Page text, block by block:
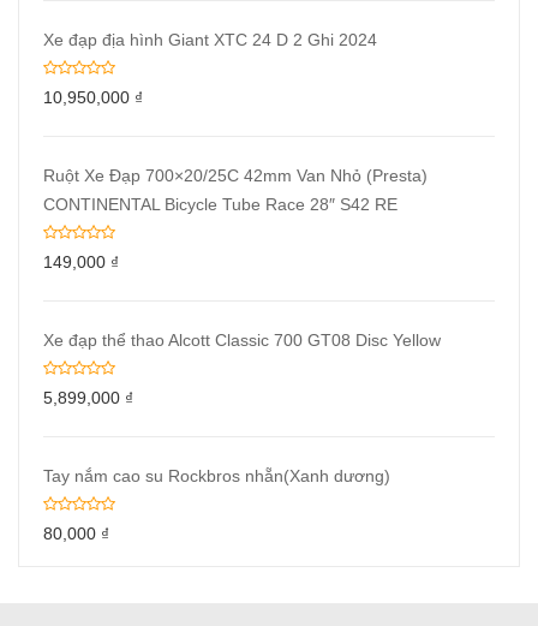
Xe đạp địa hình Giant XTC 24 D 2 Ghi 2024
10,950,000 ₫
Ruột Xe Đạp 700×20/25C 42mm Van Nhỏ (Presta)
CONTINENTAL Bicycle Tube Race 28″ S42 RE
149,000 ₫
Xe đạp thể thao Alcott Classic 700 GT08 Disc Yellow
5,899,000 ₫
Tay nắm cao su Rockbros nhẵn(Xanh dương)
80,000 ₫